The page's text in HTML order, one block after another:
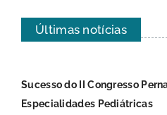
Últimas notícias
Sucesso do II Congresso
Especialidades Pediátricas